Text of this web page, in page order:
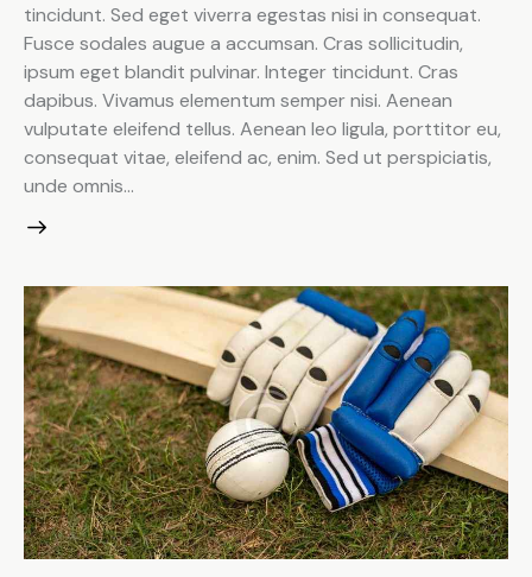
tincidunt. Sed eget viverra egestas nisi in consequat.
Fusce sodales augue a accumsan. Cras sollicitudin,
ipsum eget blandit pulvinar. Integer tincidunt. Cras
dapibus. Vivamus elementum semper nisi. Aenean
vulputate eleifend tellus. Aenean leo ligula, porttitor eu,
consequat vitae, eleifend ac, enim. Sed ut perspiciatis,
unde omnis…